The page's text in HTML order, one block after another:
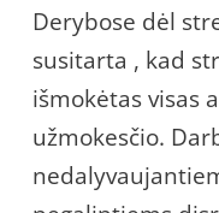
Derybose dėl
susitarta , kad
išmokėtas visas
užmokesčio.